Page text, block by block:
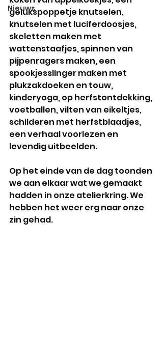
Nieuws
gelukspoppetje knutselen,
knutselen met luciferdoosjes,
skeletten maken met
wattenstaafjes, spinnen van
pijpenragers maken, een
spookjesslinger maken met
plukzakdoeken en touw,
kinderyoga, op herfstontdekking,
voetballen, vilten van eikeltjes,
schilderen met herfstblaadjes,
een verhaal voorlezen en
levendig uitbeelden.
Op het einde van de dag toonden
we aan elkaar wat we gemaakt
hadden in onze atelierkring. We
hebben het weer erg naar onze
zin gehad.